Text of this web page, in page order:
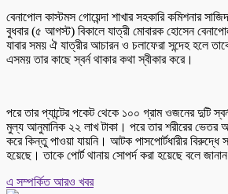
বেনাপোল কাস্টমস গোয়েন্দা শাখার সহকারি কমিশনার
বুধবার (৫ আগস্ট) বিকালে যাত্রী মোবারক হোসেন
যাবার সময় ঐ যাত্রীর আচারন ও চলাফেরা সন্দেহ হলে
এসময় তার কাছে স্বর্ন থাকার কথা স্বীকার করে।
পরে তার প্যান্টের পকেট থেকে ১০০ গ্রাম ওজনের দুটি
মুল্য আনুমানিক ২২ লাখ টাকা। পরে তার শরীরের ভেতর
করে কিন্তু পাওয়া যায়নি। আটক পাসপোর্টধারীর বিরুদ্ধে
হয়েছে। তাকে পোর্ট থানায় সোপর্দ করা হয়েছে বলে
এ সম্পর্কিত আরও খবর